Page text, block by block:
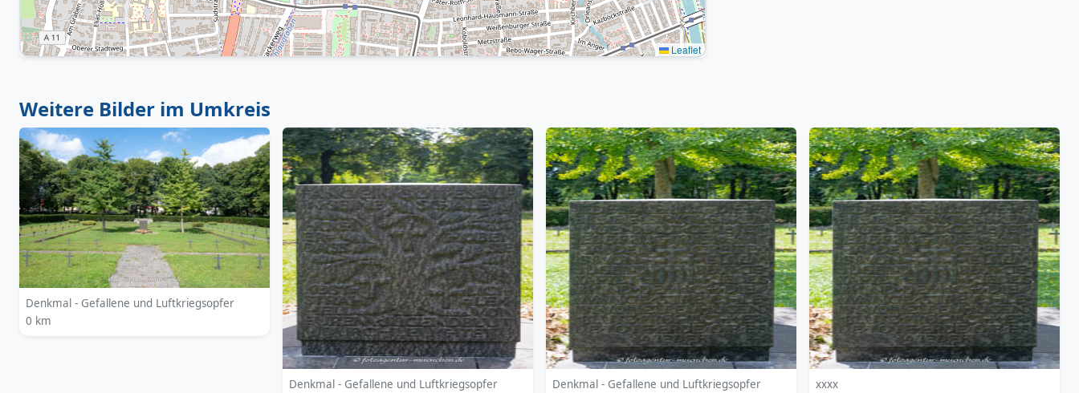
Leaflet
Weitere Bilder im Umkreis
Denkmal - Gefallene und Luftkriegsopfer
0 km
Denkmal - Gefallene und Luftkriegsopfer
Denkmal - Gefallene und Luftkriegsopfer
xxxx